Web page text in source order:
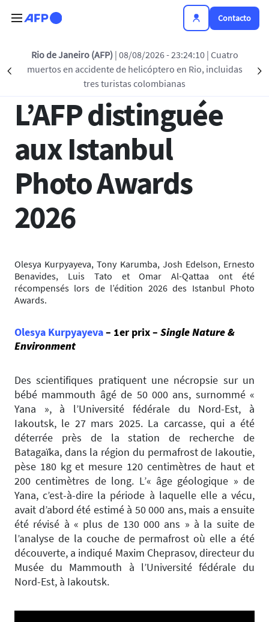
Contacto
Précédent
Rio de Janeiro (AFP) | 08/08/2026 - 23:24:10 | Cuatro
muertos en accidente de helicóptero en Rio, incluidas
tres turistas colombianas
Regreso a la lista
01 ABR 2026 - 15:57
L’AFP distinguée
aux Istanbul
Photo Awards
2026
Olesya Kurpyayeva, Tony Karumba, Josh Edelson, Ernesto
Benavides, Luis Tato et Omar Al-Qattaa ont été
récompensés lors de l’édition 2026 des Istanbul Photo
Awards.
Olesya Kurpyayeva– 1er prix – Single Nature &
Environment
Des scientifiques pratiquent une nécropsie sur un
bébé mammouth âgé de 50 000 ans, surnommé «
Yana », à l’Université fédérale du Nord-Est, à
Iakoutsk, le 27 mars 2025. La carcasse, qui a été
déterrée près de la station de recherche de
Batagaïka, dans la région du permafrost de Iakoutie,
pèse 180 kg et mesure 120 centimètres de haut et
200 centimètres de long. L’« âge géologique » de
Yana, c’est-à-dire la période à laquelle elle a vécu,
avait d’abord été estimé à 50 000 ans, mais a ensuite
été révisé à « plus de 130 000 ans » à la suite de
l’analyse de la couche de permafrost où elle a été
découverte, a indiqué Maxim Cheprasov, directeur du
Musée du Mammouth à l’Université fédérale du
Nord-Est, à Iakoutsk.